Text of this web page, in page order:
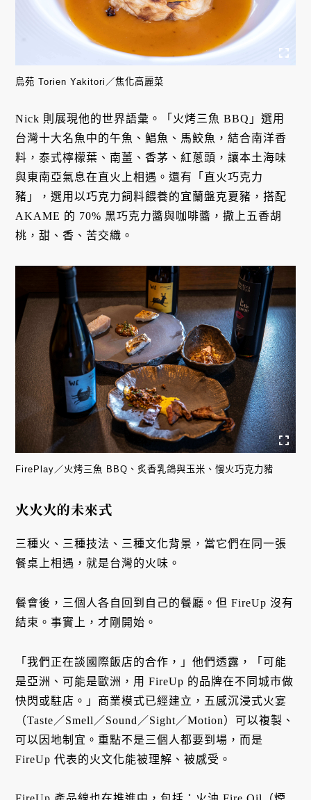
烏苑 Torien Yakitori／焦化高麗菜
Nick 則展現他的世界語彙。「火烤三魚 BBQ」選用
台灣十大名魚中的午魚、鯧魚、馬鮫魚，結合南洋香
料，泰式檸檬葉、南薑、香茅、紅蔥頭，讓本土海味
與東南亞氣息在直火上相遇。還有「直火巧克力
豬」，選用以巧克力飼料餵養的宜蘭盤克夏豬，搭配
AKAME 的 70% 黑巧克力醬與咖啡醬，撒上五香胡
桃，甜、香、苦交織。
FirePlay／火烤三魚 BBQ、炙香乳鴿與玉米、慢火巧克力豬
火火火的未來式
三種火、三種技法、三種文化背景，當它們在同一張
餐桌上相遇，就是台灣的火味。
餐會後，三個人各自回到自己的餐廳。但 FireUp 沒有
結束。事實上，才剛開始。
「我們正在談國際飯店的合作，」他們透露，「可能
是亞洲、可能是歐洲，用 FireUp 的品牌在不同城市做
快閃或駐店。」商業模式已經建立，五感沉浸式火宴
（Taste／Smell／Sound／Sight／Motion）可以複製、
可以因地制宜。重點不是三個人都要到場，而是
FireUp 代表的火文化能被理解、被感受。